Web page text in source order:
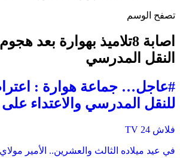
تصفح الوسم
اصابة 8تلاميذ بهوارة بعد
النقل المدرسي
#عاجل… جماعة هوارة :
للنقل المدرسي والاعتداء على
فلاش 24 TV
في عيد ميلاده الثالث والعشرين.. الأمير